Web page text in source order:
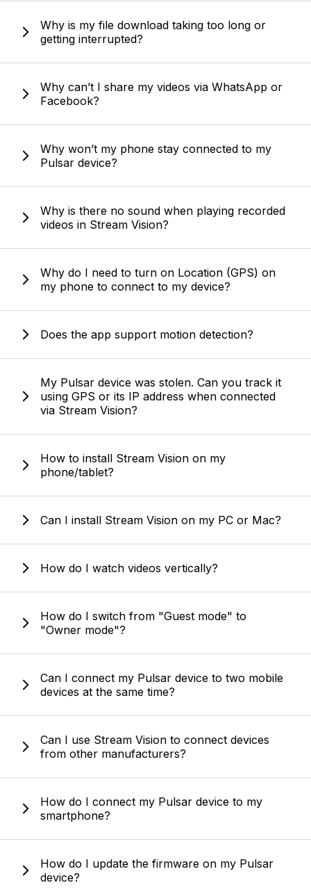
Why is my file download taking too long or
getting interrupted?
Why can’t I share my videos via WhatsApp or
Facebook?
Why won’t my phone stay connected to my
Pulsar device?
Why is there no sound when playing recorded
videos in Stream Vision?
Why do I need to turn on Location (GPS) on
my phone to connect to my device?
Does the app support motion detection?
My Pulsar device was stolen. Can you track it
using GPS or its IP address when connected
via Stream Vision?
How to install Stream Vision on my
phone/tablet?
Can I install Stream Vision on my PC or Mac?
How do I watch videos vertically?
How do I switch from "Guest mode" to
"Owner mode"?
Can I connect my Pulsar device to two mobile
devices at the same time?
Can I use Stream Vision to connect devices
from other manufacturers?
How do I connect my Pulsar device to my
smartphone?
How do I update the firmware on my Pulsar
device?